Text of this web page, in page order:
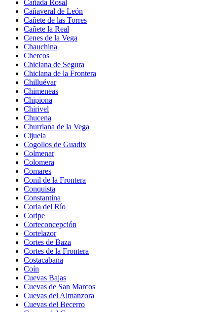
Cañada Rosal
Cañaveral de León
Cañete de las Torres
Cañete la Real
Cenes de la Vega
Chauchina
Chercos
Chiclana de Segura
Chiclana de la Frontera
Chilluévar
Chimeneas
Chipiona
Chirivel
Chucena
Churriana de la Vega
Cijuela
Cogollos de Guadix
Colmenar
Colomera
Comares
Conil de la Frontera
Conquista
Constantina
Coria del Río
Coripe
Corteconcepción
Cortelazor
Cortes de Baza
Cortes de la Frontera
Costacabana
Coín
Cuevas Bajas
Cuevas de San Marcos
Cuevas del Almanzora
Cuevas del Becerro